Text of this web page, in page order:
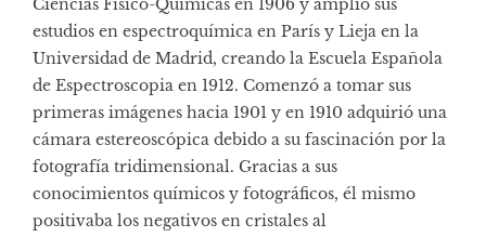
Ciencias Físico-Químicas en 1906 y amplió sus
estudios en espectroquímica en París y Lieja en la
Universidad de Madrid, creando la Escuela Española
de Espectroscopia en 1912. Comenzó a tomar sus
primeras imágenes hacia 1901 y en 1910 adquirió una
cámara estereoscópica debido a su fascinación por la
fotografía tridimensional. Gracias a sus
conocimientos químicos y fotográficos, él mismo
positivaba los negativos en cristales al